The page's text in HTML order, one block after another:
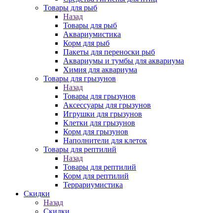
Товары для рыб
Назад
Товары для рыб
Аквариумистика
Корм для рыб
Пакеты для переноски рыб
Аквариумы и тумбы для аквариума
Химия для аквариума
Товары для грызунов
Назад
Товары для грызунов
Аксессуары для грызунов
Игрушки для грызунов
Клетки для грызунов
Корм для грызунов
Наполнители для клеток
Товары для рептилий
Назад
Товары для рептилий
Корм для рептилий
Террариумистика
Скидки
Назад
Скидки